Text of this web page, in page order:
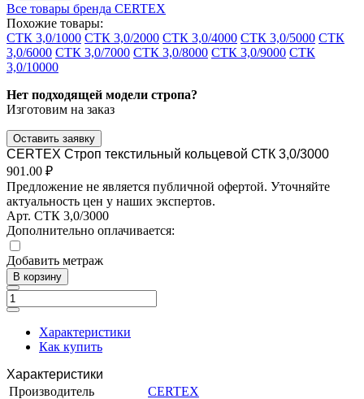
Все товары бренда CERTEX
Похожие товары:
СТК 3,0/1000 СТК 3,0/2000 СТК 3,0/4000 СТК 3,0/5000 СТК
3,0/6000 СТК 3,0/7000 СТК 3,0/8000 СТК 3,0/9000 СТК
3,0/10000
Нет подходящей модели стропа?
Изготовим на заказ
Оставить заявку
CERTEX Строп текстильный кольцевой СТК 3,0/3000
901.00 ₽
Предложение не является публичной офертой. Уточняйте
актуальность цен у наших экспертов.
Арт. СТК 3,0/3000
Дополнительно оплачивается:
Добавить метраж
В корзину
Характеристики
Как купить
Характеристики
Производитель
CERTEX